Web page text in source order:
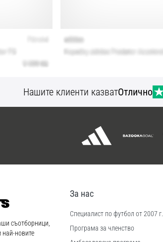
Нашите клиенти казватОтлично
съотборници,
най-новите
За нас
Специалист по футбол от 2007 г.
Програма за членство